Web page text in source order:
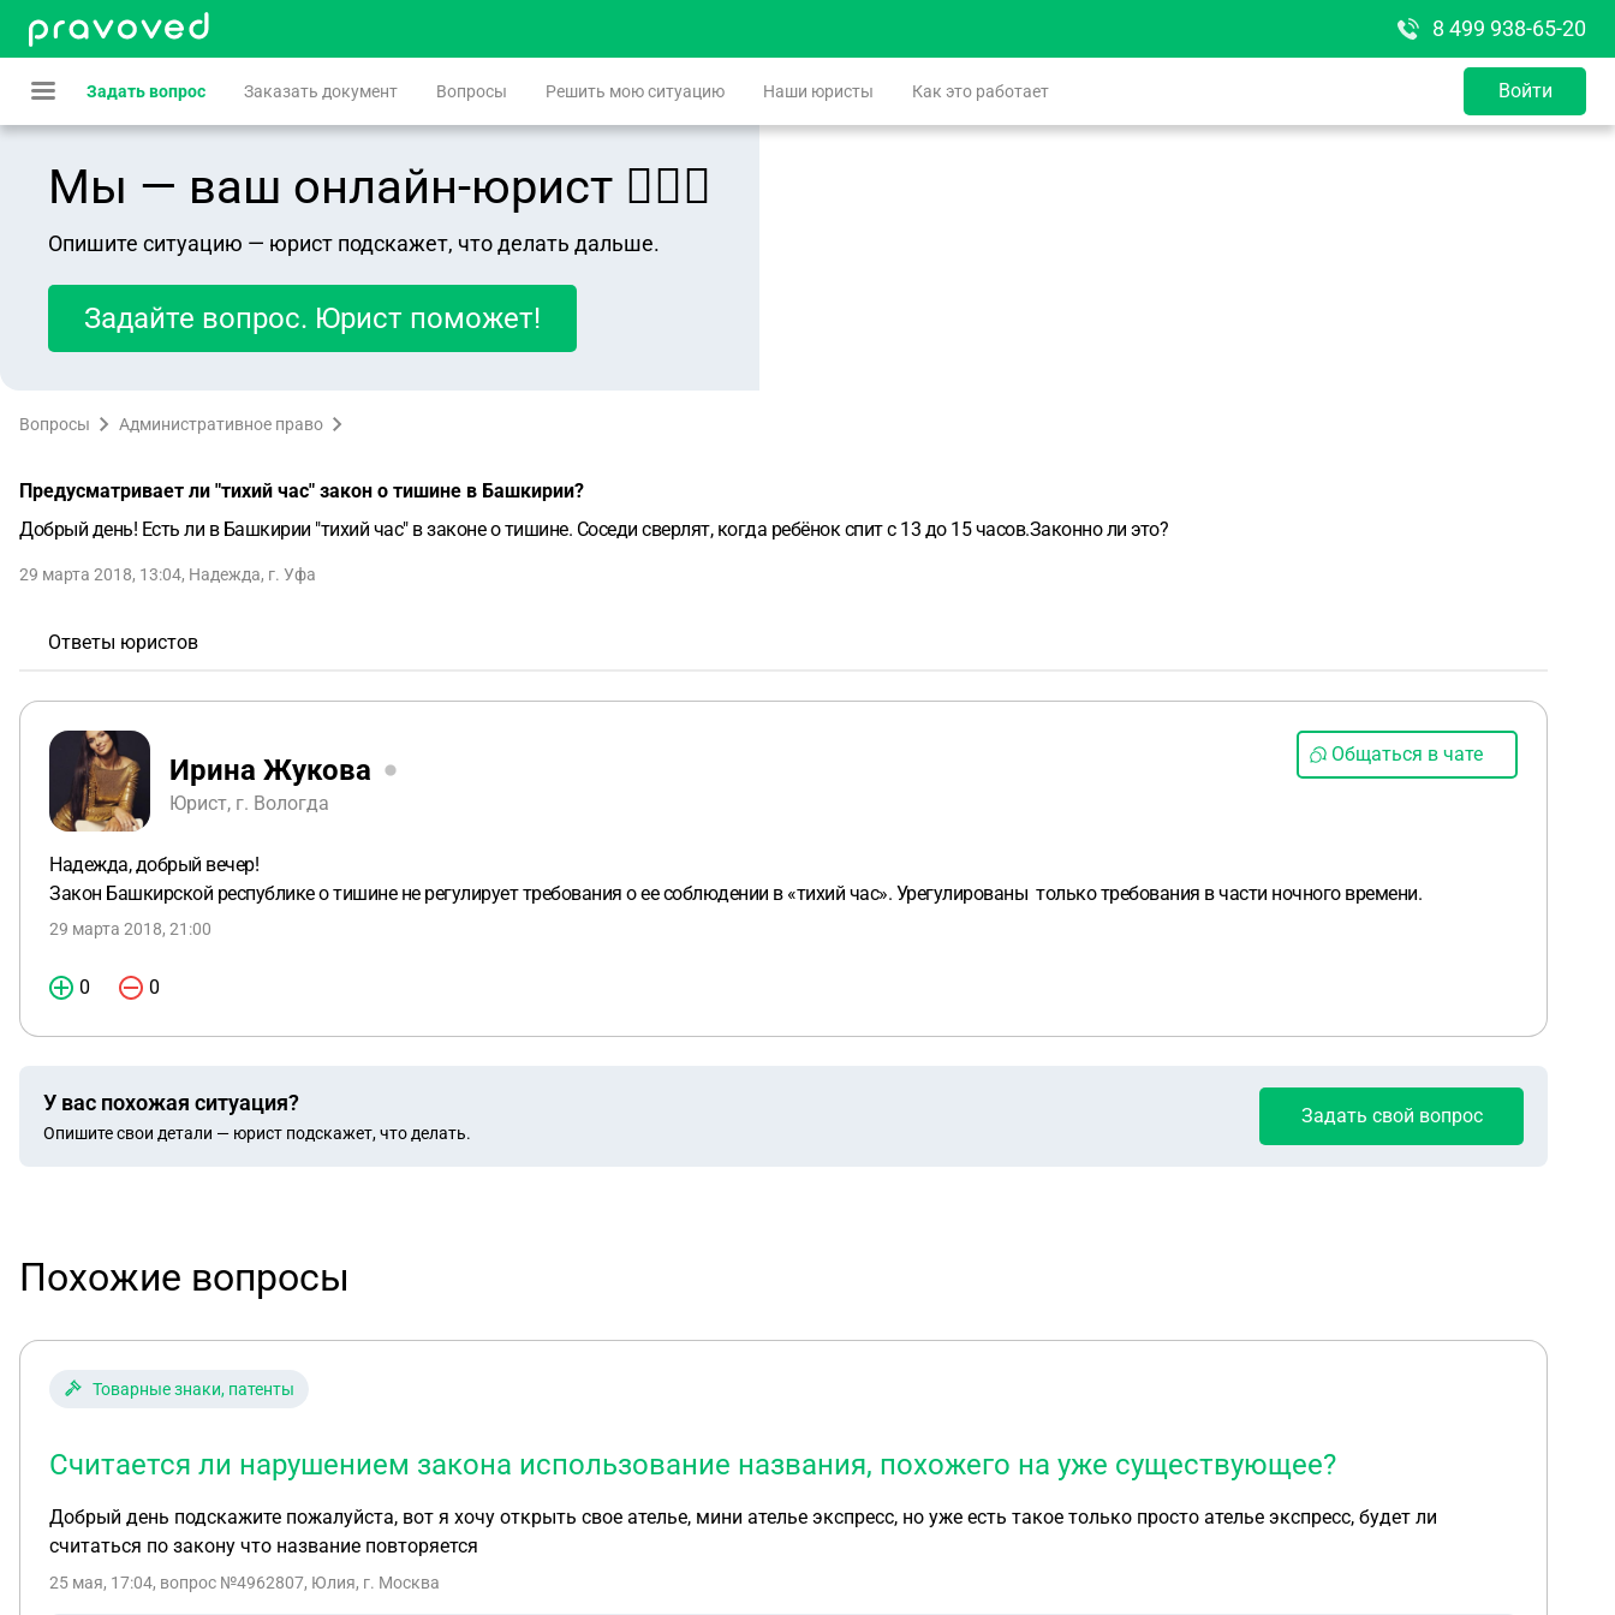
8 499 938-65-20
Задать вопрос Заказать документ Вопросы Решить мою ситуацию Наши юристы Как это работает Войти
Мы — ваш онлайн-юрист 👨🏻‍⚖️
Опишите ситуацию — юрист подскажет, что делать дальше.
Задайте вопрос. Юрист поможет!
Вопросы Административное право
Предусматривает ли "тихий час" закон о тишине в Башкирии?
Добрый день! Есть ли в Башкирии "тихий час" в законе о тишине. Соседи сверлят, когда ребёнок спит с 13 до 15 часов.Законно ли это?
29 марта 2018, 13:04, Надежда, г. Уфа
Ответы юристов
Ирина Жукова
Юрист, г. Вологда
Общаться в чате
Надежда, добрый вечер!
Закон Башкирской республике о тишине не регулирует требования о ее соблюдении в «тихий час». Урегулированы только требования в части ночного времени.
29 марта 2018, 21:00
0 0
У вас похожая ситуация?
Опишите свои детали — юрист подскажет, что делать.
Задать свой вопрос
Похожие вопросы
Товарные знаки, патенты
Считается ли нарушением закона использование названия, похожего на уже существующее?
Добрый день подскажите пожалуйста, вот я хочу открыть свое ателье, мини ателье экспресс, но уже есть такое только просто ателье экспресс, будет ли
считаться по закону что название повторяется
25 мая, 17:04, вопрос №4962807, Юлия, г. Москва